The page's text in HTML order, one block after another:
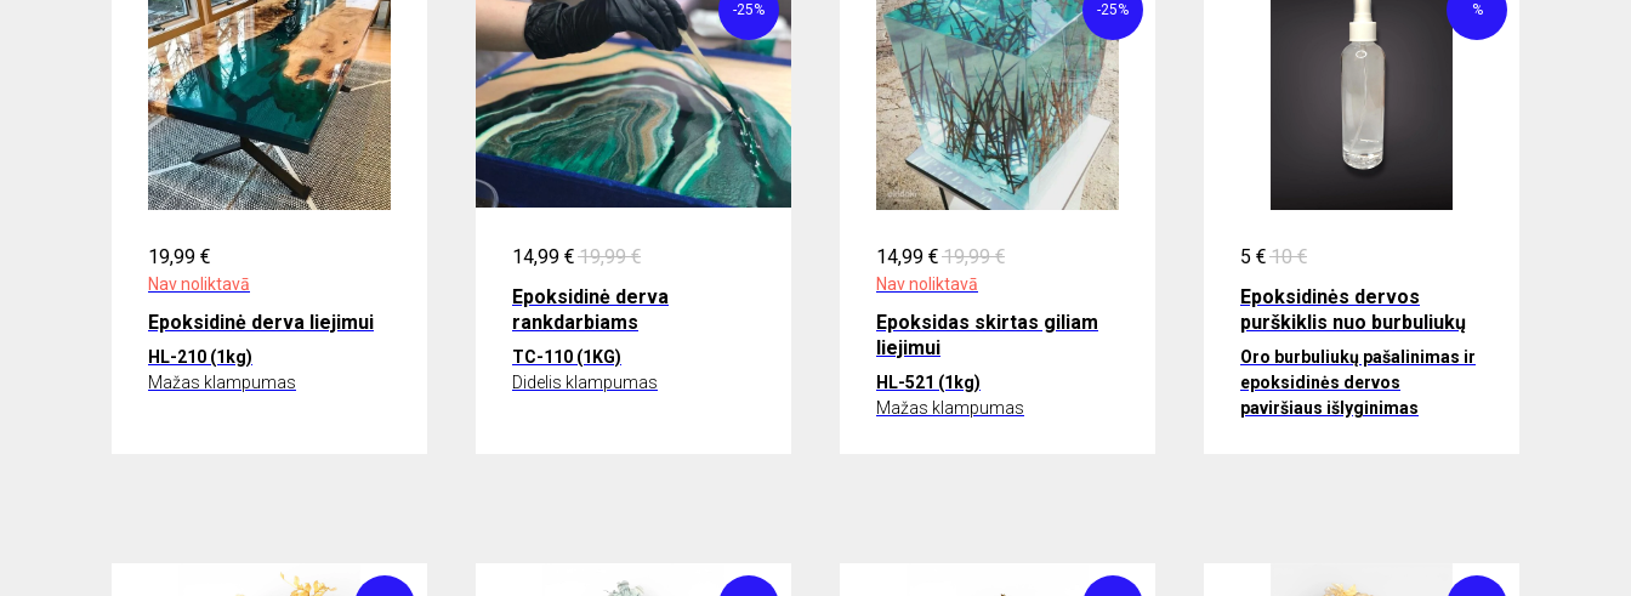
19,99 €
Nav noliktavā
Epoksidinė derva liejimui
HL-210 (1kg)
Mažas klampumas
-25%
14,99 € 19,99 €
Epoksidinė derva
rankdarbiams
TC-110 (1KG)
Didelis klampumas
-25%
14,99 € 19,99 €
Nav noliktavā
Epoksidas skirtas giliam
liejimui
HL-521 (1kg)
Mažas klampumas
%
5 € 10 €
Epoksidinės dervos
purškiklis nuo burbuliukų
Oro burbuliukų pašalinimas ir
epoksidinės dervos
paviršiaus išlyginimas